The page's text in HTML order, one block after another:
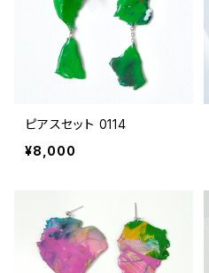
ピアスセット 0114
¥8,000